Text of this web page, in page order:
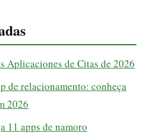
Aplicaciones de Citas de 2026
de relacionamento: conheça
2026
11 apps de namoro